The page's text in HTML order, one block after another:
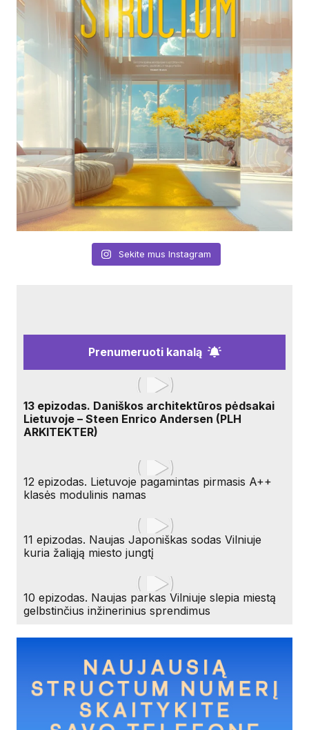
Sekite mus Instagram
Prenumeruoti kanalą
13 epizodas. Daniškos architektūros pėdsakai
Lietuvoje – Steen Enrico Andersen (PLH
ARKITEKTER)
12 epizodas. Lietuvoje pagamintas pirmasis A++
klasės modulinis namas
11 epizodas. Naujas Japoniškas sodas Vilniuje
kuria žaliąją miesto jungtį
10 epizodas. Naujas parkas Vilniuje slepia miestą
gelbstinčius inžinerinius sprendimus